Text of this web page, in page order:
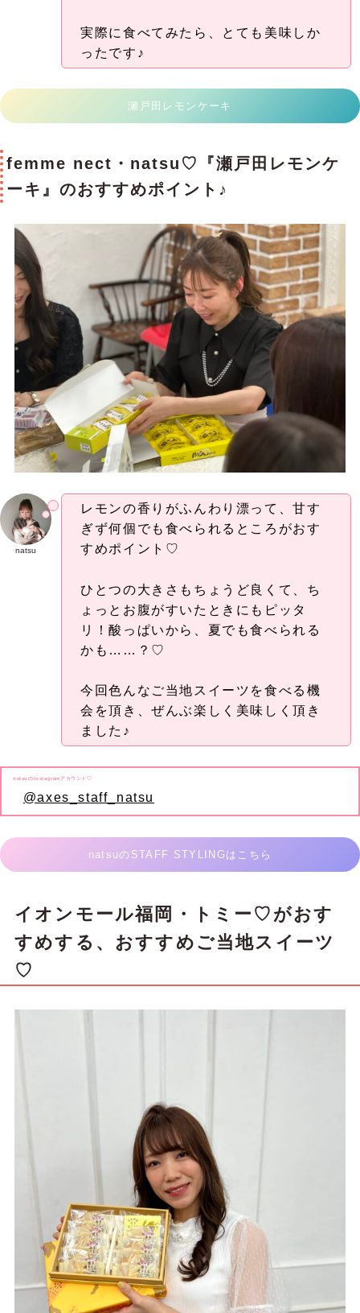
実際に食べてみたら、とても美味しか
ったです♪
瀬戸田レモンケーキ
femme nect・natsu♡『瀬戸田レモンケ
ーキ』のおすすめポイント♪
natsu
レモンの香りがふんわり漂って、甘す
ぎず何個でも食べられるところがおす
すめポイント♡
ひとつの大きさもちょうど良くて、ち
ょっとお腹がすいたときにもピッタ
リ！酸っぱいから、夏でも食べられる
かも……？♡
今回色んなご当地スイーツを食べる機
会を頂き、ぜんぶ楽しく美味しく頂き
ました♪
natsuのInstagramアカウント♡
@axes_staff_natsu
natsuのSTAFF STYLINGはこちら
イオンモール福岡・トミー♡がおす
すめする、おすすめご当地スイーツ
♡